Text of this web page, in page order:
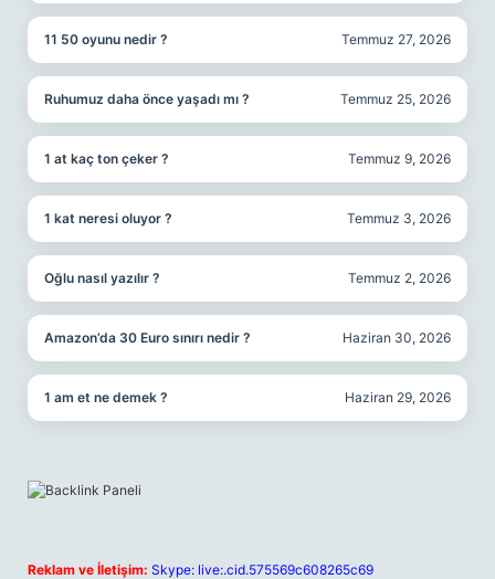
11 50 oyunu nedir ? Temmuz 27, 2026
Ruhumuz daha önce yaşadı mı ? Temmuz 25, 2026
1 at kaç ton çeker ? Temmuz 9, 2026
1 kat neresi oluyor ? Temmuz 3, 2026
Oğlu nasıl yazılır ? Temmuz 2, 2026
Amazon’da 30 Euro sınırı nedir ? Haziran 30, 2026
1 am et ne demek ? Haziran 29, 2026
Reklam ve İletişim: Skype: live:.cid.575569c608265c69